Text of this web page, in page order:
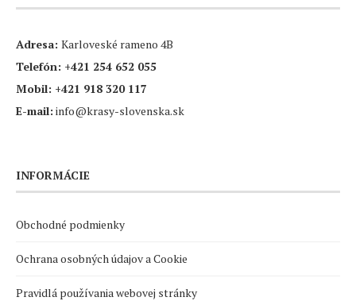
Adresa: Karloveské rameno 4B
Telefón: +421 254 652 055
Mobil: +421 918 320 117
E-mail: info@krasy-slovenska.sk
INFORMÁCIE
Obchodné podmienky
Ochrana osobných údajov a Cookie
Pravidlá používania webovej stránky